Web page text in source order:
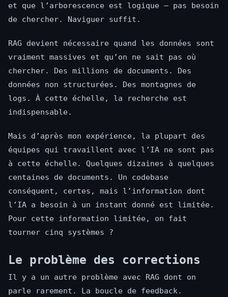
et que l’arborescence est logique — pas besoin
de chercher. Naviguer suffit.
RAG devient nécessaire quand les données sont
vraiment massives et qu’on ne sait pas où
chercher. Des millions de documents. Des
données non structurées. Des montagnes de
logs. À cette échelle, la recherche est
indispensable.
Mais d’après mon expérience, la plupart des
équipes qui travaillent avec l’IA ne sont pas
à cette échelle. Quelques dizaines à quelques
centaines de documents. Un codebase
conséquent, certes, mais l’information dont
l’IA a besoin à un instant donné est limitée.
Pour cette information limitée, on fait
tourner cinq systèmes ?
Le problème des corrections
Il y a un autre problème avec RAG dont on
parle rarement. La boucle de feedback.